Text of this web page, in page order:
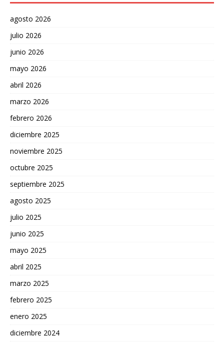
agosto 2026
julio 2026
junio 2026
mayo 2026
abril 2026
marzo 2026
febrero 2026
diciembre 2025
noviembre 2025
octubre 2025
septiembre 2025
agosto 2025
julio 2025
junio 2025
mayo 2025
abril 2025
marzo 2025
febrero 2025
enero 2025
diciembre 2024